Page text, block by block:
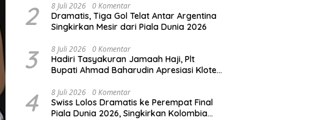
2 8 Juli 2026 0 Komentar
Dramatis, Tiga Gol Telat Antar Argentina
Singkirkan Mesir dari Piala Dunia 2026
3 8 Juli 2026 0 Komentar
Hadiri Tasyakuran Jamaah Haji, Plt
Bupati Ahmad Baharudin Apresiasi Kloter
4 8 Juli 2026 0 Komentar
Swiss Lolos Dramatis ke Perempat Final
Piala Dunia 2026, Singkirkan Kolombia